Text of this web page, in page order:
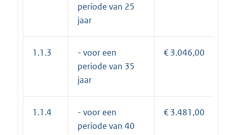
periode van 25
jaar
1.1.3
- voor een
periode van 35
jaar
€ 3.046,00
1.1.4
- voor een
periode van 40
€ 3.481,00